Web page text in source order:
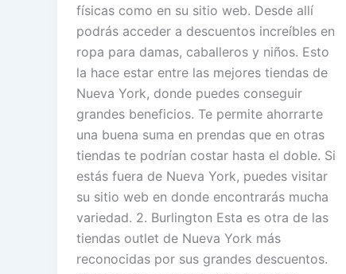
físicas como en su sitio web. Desde allí
podrás acceder a descuentos increíbles en
ropa para damas, caballeros y niños. Esto
la hace estar entre las mejores tiendas de
Nueva York, donde puedes conseguir
grandes beneficios. Te permite ahorrarte
una buena suma en prendas que en otras
tiendas te podrían costar hasta el doble. Si
estás fuera de Nueva York, puedes visitar
su sitio web en donde encontrarás mucha
variedad. 2. Burlington Esta es otra de las
tiendas outlet de Nueva York más
reconocidas por sus grandes descuentos.